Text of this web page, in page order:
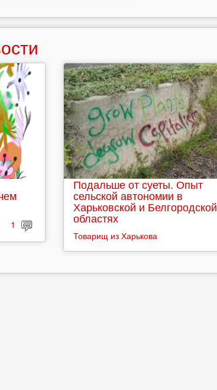
1
Подальше от суеты. Опыт
сельской автономии в
Харьковской и Белгородской
областях
Товарищ из Харькова